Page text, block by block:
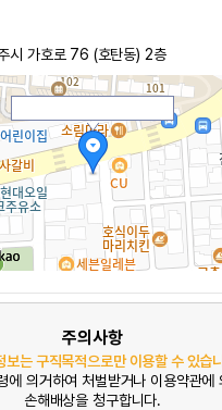
시 가호로 76 (호탄동) 2층
주의사항
보는 구직목적으로만 이용할 수 있습
에 의거하여 처벌받거나 이용약관에
손해배상을 청구합니다.